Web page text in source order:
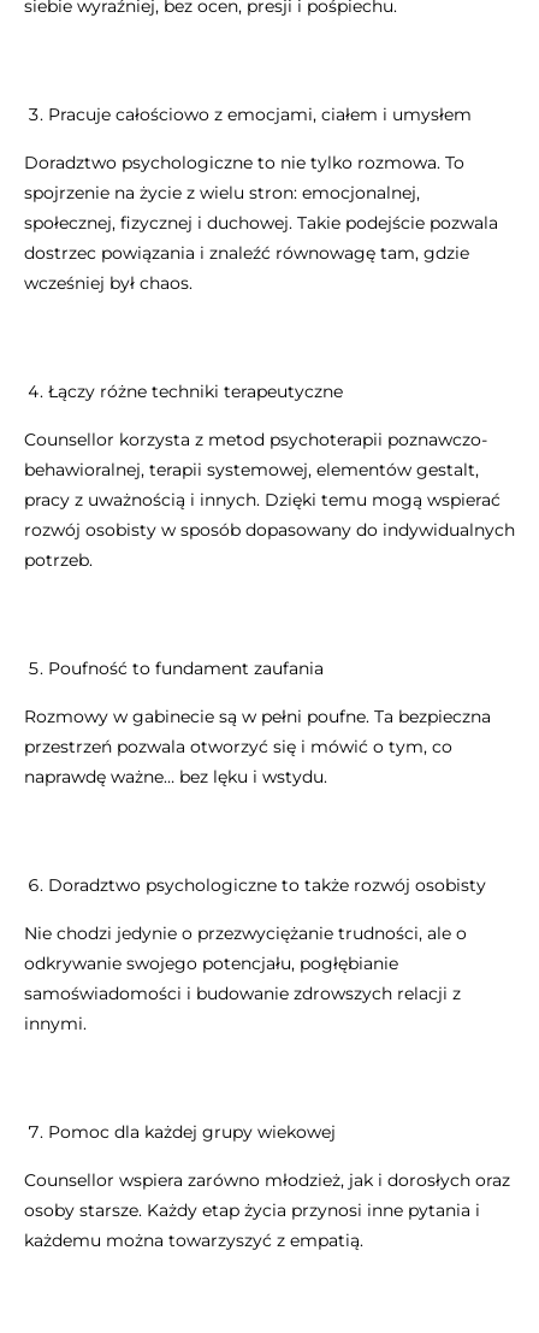
siebie wyraźniej, bez ocen, presji i pośpiechu.
Pracuje całościowo z emocjami, ciałem i umysłem
Doradztwo psychologiczne to nie tylko rozmowa. To
spojrzenie na życie z wielu stron: emocjonalnej,
społecznej, fizycznej i duchowej. Takie podejście pozwala
dostrzec powiązania i znaleźć równowagę tam, gdzie
wcześniej był chaos.
Łączy różne techniki terapeutyczne
Counsellor korzysta z metod psychoterapii poznawczo-
behawioralnej, terapii systemowej, elementów gestalt,
pracy z uważnością i innych. Dzięki temu mogą wspierać
rozwój osobisty w sposób dopasowany do indywidualnych
potrzeb.
Poufność to fundament zaufania
Rozmowy w gabinecie są w pełni poufne. Ta bezpieczna
przestrzeń pozwala otworzyć się i mówić o tym, co
naprawdę ważne… bez lęku i wstydu.
Doradztwo psychologiczne to także rozwój osobisty
Nie chodzi jedynie o przezwyciężanie trudności, ale o
odkrywanie swojego potencjału, pogłębianie
samoświadomości i budowanie zdrowszych relacji z
innymi.
Pomoc dla każdej grupy wiekowej
Counsellor wspiera zarówno młodzież, jak i dorosłych oraz
osoby starsze. Każdy etap życia przynosi inne pytania i
każdemu można towarzyszyć z empatią.